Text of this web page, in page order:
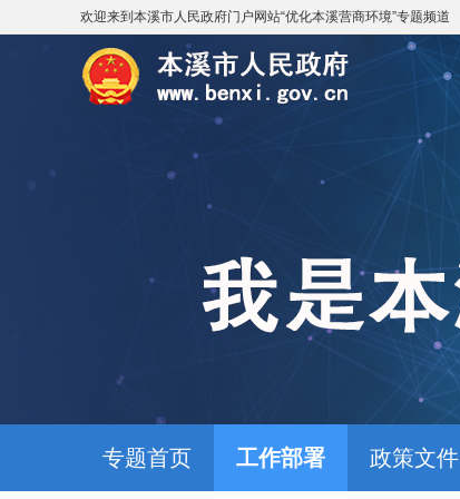
欢迎来到 本溪市人民政府门户网站“优化本溪营商环境”专题频道
专题首页 工作部署 政策文件